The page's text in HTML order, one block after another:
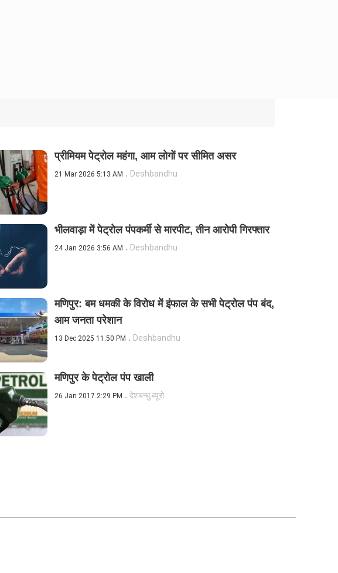
प्रीमियम पेट्रोल महंगा, आम लोगों पर सीमित असर
21 Mar 2026 5:13 AM Deshbandhu
भीलवाड़ा में पेट्रोल पंपकर्मी से मारपीट, तीन आरोपी गिरफ्तार
24 Jan 2026 3:56 AM Deshbandhu
मणिपुर: बम धमकी के विरोध में इंफाल के सभी पेट्रोल पंप बंद,
आम जनता परेशान
13 Dec 2025 11:50 PM Deshbandhu
मणिपुर के पेट्रोल पंप खाली
26 Jan 2017 2:29 PM देशबन्धु ब्यूरो